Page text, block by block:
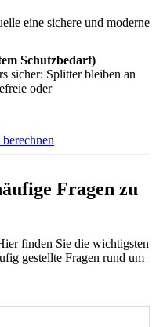
eine sichere und moderne
Schutzbedarf)
sicher: Splitter bleiben an
oder
Fragen zu
finden Sie die wichtigsten
gestellte Fragen rund um